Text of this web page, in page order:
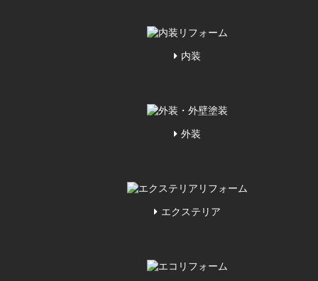
内装
外装
エクステリア